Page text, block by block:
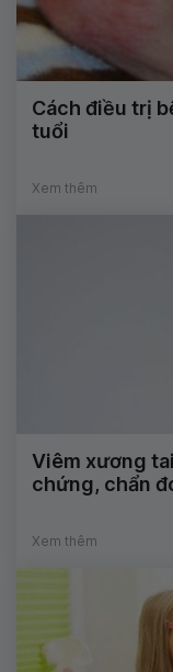
Cách điều trị
tuổi
Xem thêm
Viêm xương
chứng, chẩn
Xem thêm